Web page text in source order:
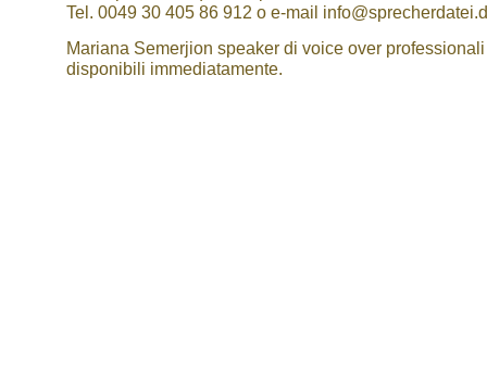
Tel. 0049 30 405 86 912 o e-mail
Mariana Semerjion speaker di voice over professionali
disponibili immediatamente.